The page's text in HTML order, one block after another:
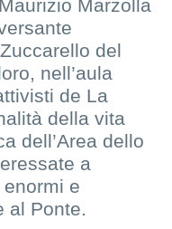
Marzolla
del
nell’aula
de La
della vita
dell’Area dello
a
e
al Ponte.